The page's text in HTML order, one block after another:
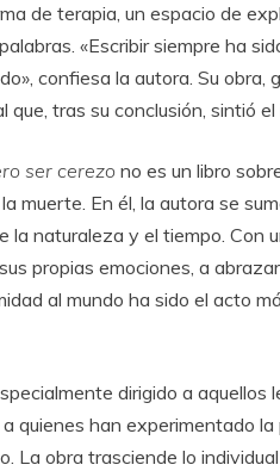
de terapia, un espacio de
«Escribir siempre ha
confiesa la autora. Su obra,
que, tras su conclusión, sintió
ser cerezono es un libro
muerte. En él, la autora se
la naturaleza y el tiempo. Con
propias emociones, a
al mundo ha sido el acto
dirigido a
quienes han experimentado
La obra trasciende lo